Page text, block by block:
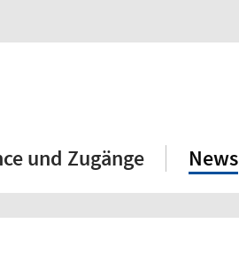
und Zugänge News